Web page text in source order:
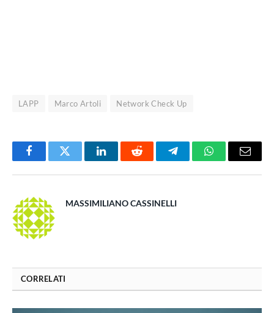
LAPP Marco Artoli Network Check Up
FacebookTwitter LinkedInReddit TelegramWhatsAppEmail
MASSIMILIANO CASSINELLI
CORRELATI